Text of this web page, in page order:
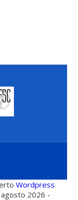
Wordpress
2026 -